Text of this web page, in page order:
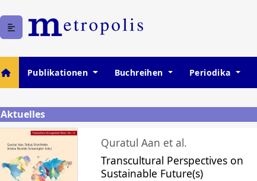
Publikationen Buchreihen Periodika
Aktuelles
Quratul Aan et al.
Transcultural Perspectives on
Sustainable Future(s)